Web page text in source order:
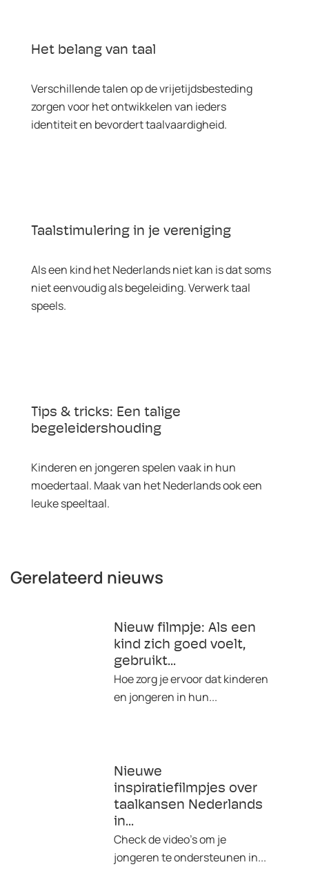
Het belang van taal
Verschillende talen op de vrijetijdsbesteding
zorgen voor het ontwikkelen van ieders
identiteit en bevordert taalvaardigheid.
Taalstimulering in je vereniging
Als een kind het Nederlands niet kan is dat soms
niet eenvoudig als begeleiding. Verwerk taal
speels.
Tips & tricks: Een talige
begeleidershouding
Kinderen en jongeren spelen vaak in hun
moedertaal. Maak van het Nederlands ook een
leuke speeltaal.
Gerelateerd nieuws
Nieuw filmpje: Als een
kind zich goed voelt,
gebruikt...
Hoe zorg je ervoor dat kinderen
en jongeren in hun...
Nieuwe
inspiratiefilmpjes over
taalkansen Nederlands
in...
Check de video's om je
jongeren te ondersteunen in...